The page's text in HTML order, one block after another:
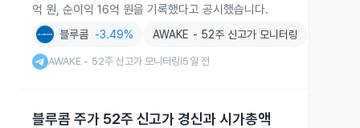
억 원, 순이익 16억 원을 기록했다고 공시했습니다.
블루콤 -3.49% AWAKE - 52주 신고가 모니터링
AWAKE - 52주 신고가 모니터링 5일 전
블루콤 주가 52주 신고가 경신과 시가총액